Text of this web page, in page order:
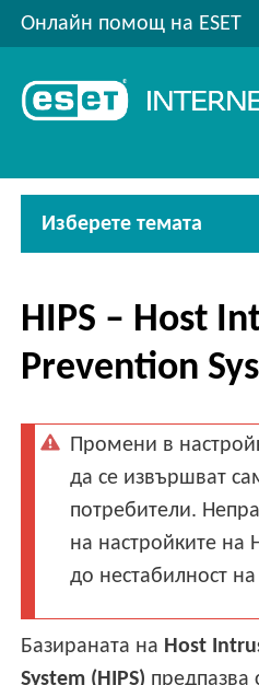
Онлайн помощ на ESET
Изберете темата
HIPS – Host
Prevention
Промени в
да се извършват
потребители.
на настройките на
до нестабилност на
Базираната на Host
System (HIPS) предпазва